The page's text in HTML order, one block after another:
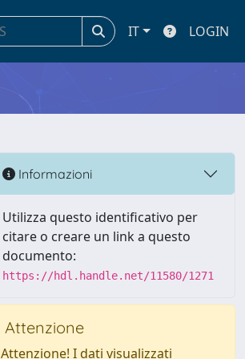
IT LOGIN
Informazioni
Utilizza questo identificativo per
citare o creare un link a questo
documento:
https://hdl.handle.net/11580/1271
Attenzione
Attenzione! I dati visualizzati